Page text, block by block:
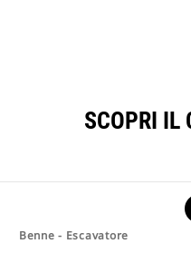
SCOPRI IL
Benne - Escavatore